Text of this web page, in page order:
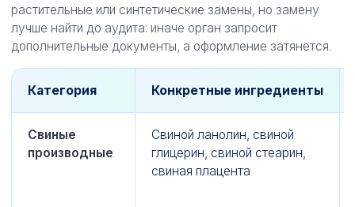
растительные или синтетические замены, но замену
лучше найти до аудита: иначе орган запросит
дополнительные документы, а оформление затянется.
Категория Конкретные ингредиенты
Свиные
производные
Свиной ланолин, свиной
глицерин, свиной стеарин,
свиная плацента